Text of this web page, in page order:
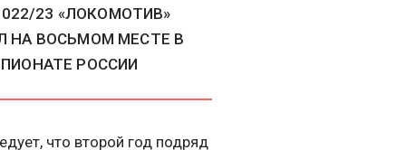
23 «ЛОКОМОТИВ»
НА ВОСЬМОМ МЕСТЕ В
РОССИИ
что второй год подряд